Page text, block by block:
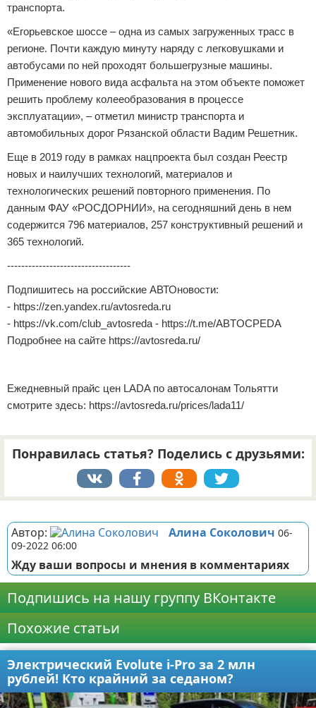
транспорта.
«Егорьевское шоссе – одна из самых загруженных трасс в
регионе. Почти каждую минуту наряду с легковушками и
автобусами по ней проходят большегрузные машины.
Применение нового вида асфальта на этом объекте поможет
решить проблему колееобразования в процессе
эксплуатации», – отметил министр транспорта и
автомобильных дорог Рязанской области Вадим Решетник.
Еще в 2019 году в рамках нацпроекта был создан Реестр
новых и наилучших технологий, материалов и
технологических решений повторного применения. По
данным ФАУ «РОСДОРНИИ», на сегодняшний день в нем
содержится 796 материалов, 257 конструктивный решений и
365 технологий.
-----------------------------------
Подпишитесь на российские АВТОновости:
- https://zen.yandex.ru/avtosreda.ru
- https://vk.com/club_avtosreda - https://t.me/ABTOCPEDA
Подробнее на сайте https://avtosreda.ru/
Ежедневный прайс цен LADA по автосалонам Тольятти
смотрите здесь: https://avtosreda.ru/prices/lada11/
Понравилась статья? Поделись с друзьями:
Автор: Алина Соколович 06-
09-2022 06:00
Жду ваши вопросы и мнения в комментариях
Подпишись на нашу группу ВКонтакте
Похожие статьи
Электрический Evolute i-Pro за 2 млн
рублей! Кто крайний за седаном?